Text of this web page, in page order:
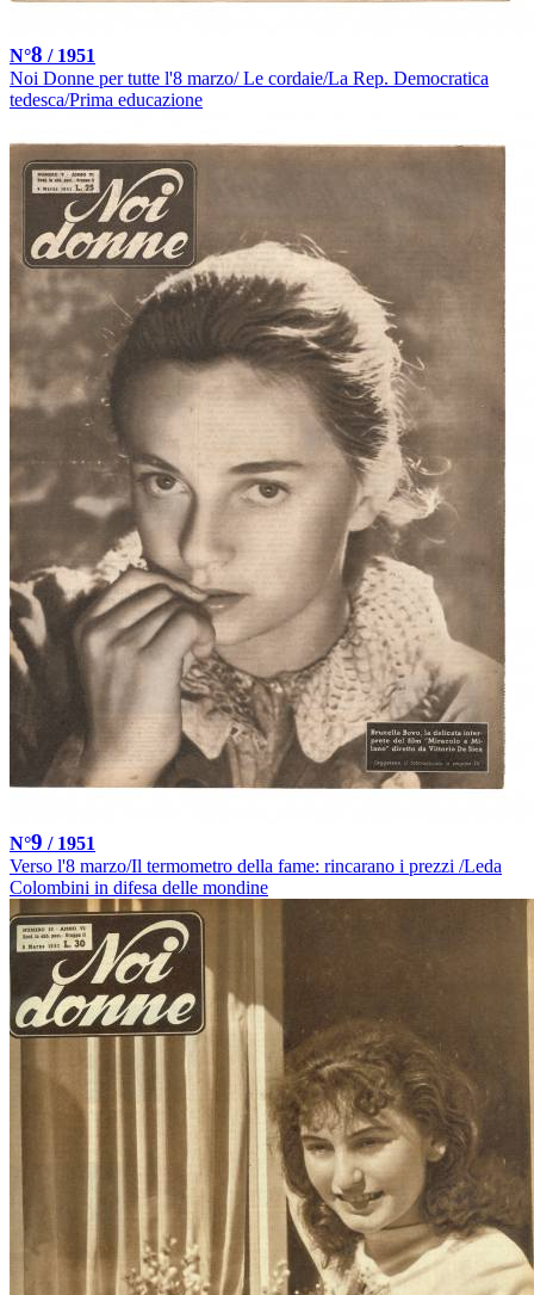
N°8 / 1951
Noi Donne per tutte l'8 marzo/ Le cordaie/La Rep. Democratica
tedesca/Prima educazione
N°9 / 1951
Verso l'8 marzo/Il termometro della fame: rincarano i prezzi /Leda
Colombini in difesa delle mondine